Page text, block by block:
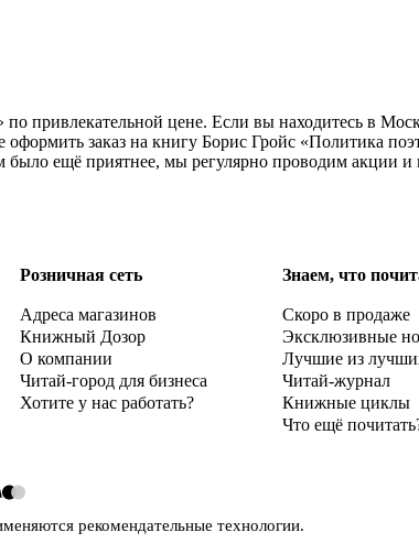
привлекательной цене. Если вы находитесь в
заказ на книгу Борис Гройс «Политика
было ещё приятнее, мы регулярно проводим акции и
Розничная сеть
Адреса магазинов
Книжный Дозор
О компании
Читай-город для бизнеса
Хотите у нас работать?
Знаем, что
Скоро в продаже
Эксклюзивные
Лучшие из
Читай-журнал
Книжные циклы
Что ещё
рекомендательные технологии.